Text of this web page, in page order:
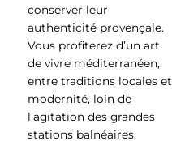
conserver leur
authenticité provençale.
Vous profiterez d’un art
de vivre méditerranéen,
entre traditions locales et
modernité, loin de
l’agitation des grandes
stations balnéaires.